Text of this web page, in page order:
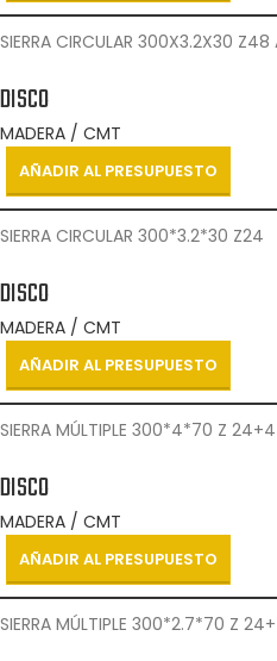
SIERRA CIRCULAR 300X3.2X30 Z48
DISCO
MADERA / CMT
AÑADIR AL PRESUPUESTO
SIERRA CIRCULAR 300*3.2*30 Z24
DISCO
MADERA / CMT
AÑADIR AL PRESUPUESTO
SIERRA MÚLTIPLE 300*4*70 Z 24+4
DISCO
MADERA / CMT
AÑADIR AL PRESUPUESTO
SIERRA MÚLTIPLE 300*2.7*70 Z